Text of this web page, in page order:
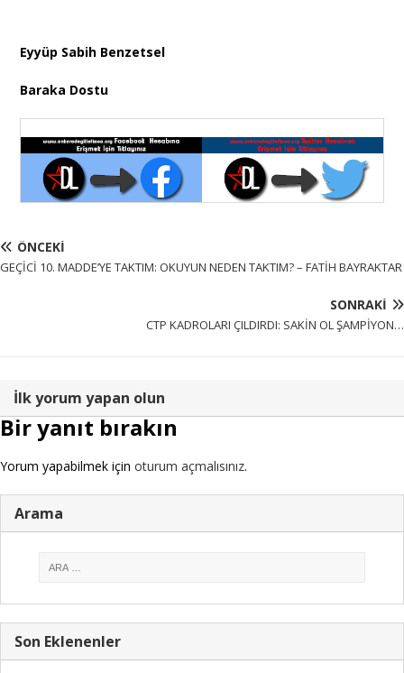
Eyyüp Sabih Benzetsel
Baraka Dostu
ÖNCEKI
GEÇİCİ 10. MADDE’YE TAKTIM: OKUYUN NEDEN TAKTIM? – FATİH BAYRAKTAR
SONRAKI
CTP KADROLARI ÇILDIRDI: SAKİN OL ŞAMPİYON…
İlk yorum yapan olun
Bir yanıt bırakın
Yorum yapabilmek için oturum açmalısınız.
Arama
Son Eklenenler